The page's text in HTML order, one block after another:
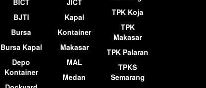
BICT
BJTI
Bursa
Bursa Kapal
Depo
Kontainer
JICT
Kapal
Kontainer
Makasar
MAL
Medan
TPK Koja
TPK
Makasar
TPK Palaran
TPKS
Semarang